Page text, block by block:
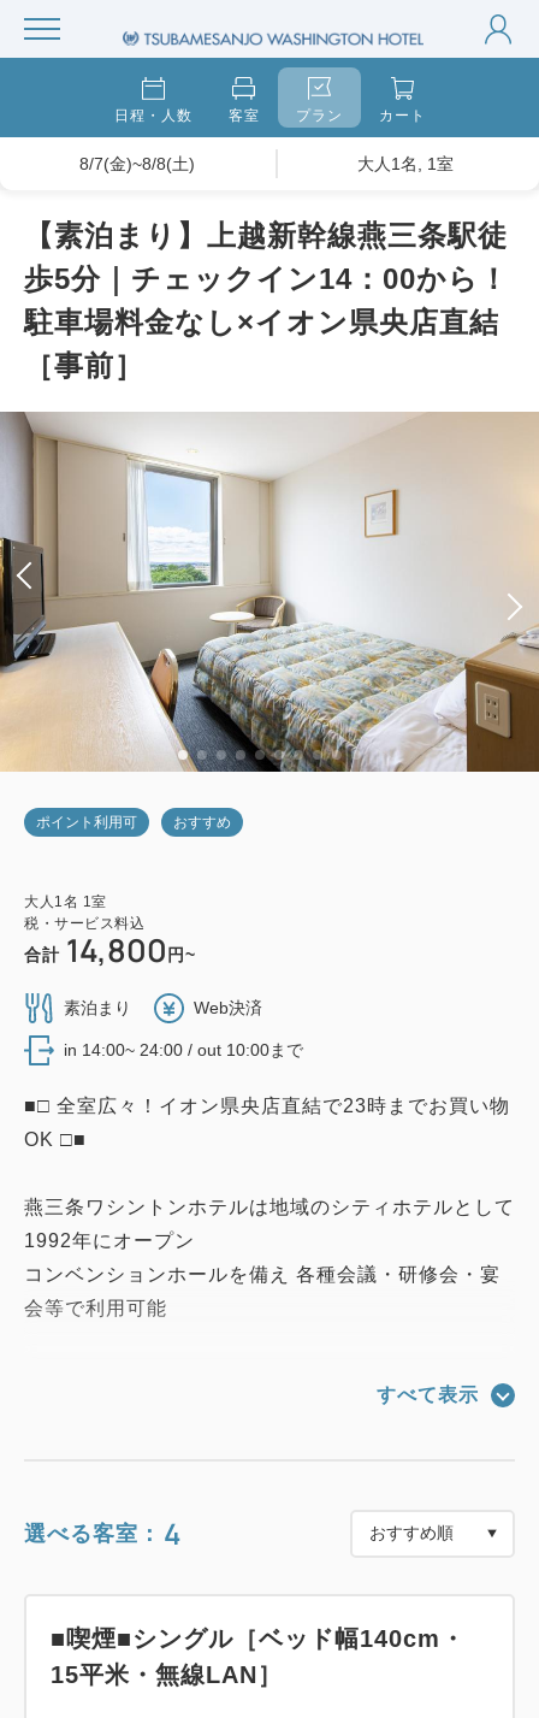
日程・人数 客室 プラン カート
8/7(金)~8/8(土) 大人1名, 1室
【素泊まり】上越新幹線燕三条駅徒
歩5分｜チェックイン14：00から！
駐車場料金なし×イオン県央店直結
［事前］
ポイント利用可 おすすめ
大人 1 名 1 室
税・サービス料込
合計 14,800 円~
素泊まり Web決済
in 14:00~ 24:00 / out 10:00まで
■□ 全室広々！イオン県央店直結で23時までお買い物
OK □■
燕三条ワシントンホテルは地域のシティホテルとして
1992年にオープン
コンベンションホールを備え 各種会議・研修会・宴
会等で利用可能
利用料金なし・屋外駐車場のみ24H出入り可能
間の通路先に当ホテルとの連絡口がございます
すべて表示
選べる客室： 4
■喫煙■シングル［ベッド幅140cm・
15平米・無線LAN］